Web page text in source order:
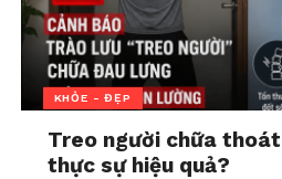
KHỎE - ĐẸP
Treo người chữa
thực sự hiệu quả?